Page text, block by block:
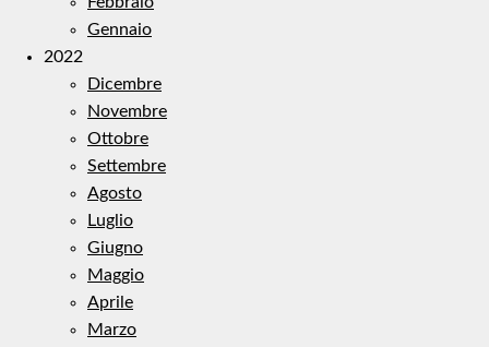
Gennaio
2022
Dicembre
Novembre
Ottobre
Settembre
Agosto
Luglio
Giugno
Maggio
Aprile
Marzo